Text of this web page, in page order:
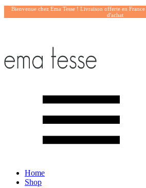
Bienvenue chez Ema Tesse ! Livraison offerte en
d'achat
Home
Shop